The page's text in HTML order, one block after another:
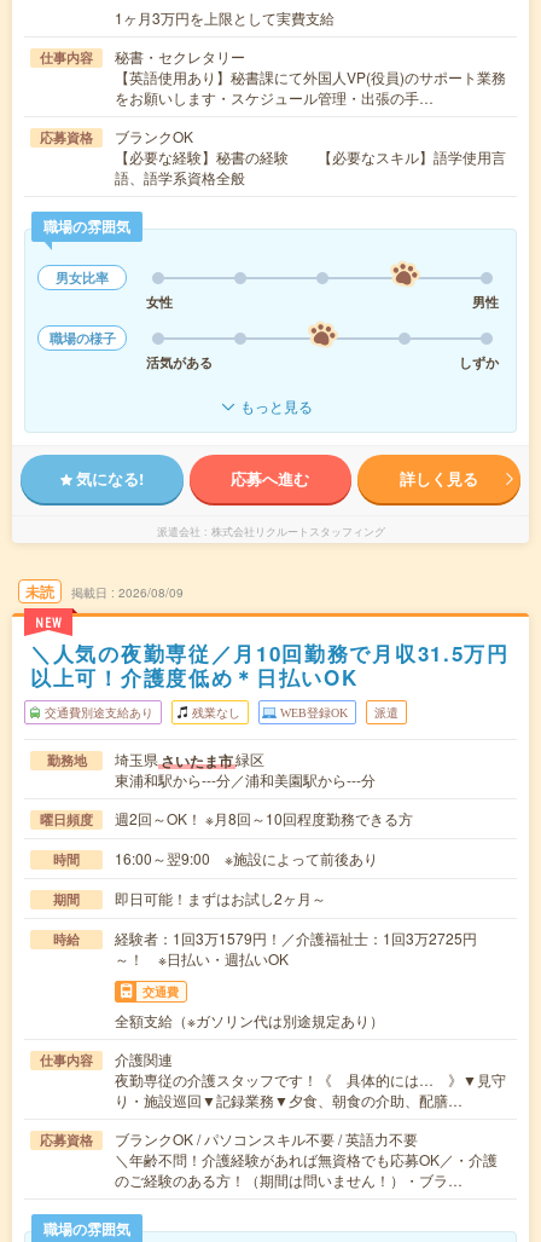
1ヶ月3万円を上限として実費支給
仕事内容
秘書・セクレタリー
【英語使用あり】秘書課にて外国人VP(役員)のサポート業務
をお願いします・スケジュール管理・出張の手…
応募資格
ブランクOK
【必要な経験】秘書の経験 【必要なスキル】語学使用言
語、語学系資格全般
職場の雰囲気
男女比率
女性
男性
職場の様子
活気がある
しずか
もっと見る
気になる! 応募へ進む 詳しく見る
派遣会社 株式会社リクルートスタッフィング
未読
NEW
掲載日 2026/08/09
＼人気の夜勤専従／月10回勤務で月収31.5万円
以上可！介護度低め＊日払いOK
交通費別途支給あり 残業なし WEB登録OK 派遣
勤務地 埼玉県さいたま市緑区
東浦和駅から---分／浦和美園駅から---分
曜日頻度 週2回～OK！ ※月8回～10回程度勤務できる方
時間 16:00～翌9:00 ※施設によって前後あり
期間 即日可能！まずはお試し2ヶ月～
時給
経験者：1回3万1579円！／介護福祉士：1回3万2725円
～！ ※日払い・週払いOK
交通費
全額支給（※ガソリン代は別途規定あり）
仕事内容
介護関連
夜勤専従の介護スタッフです！《 具体的には… 》▼見守
り・施設巡回▼記録業務▼夕食、朝食の介助、配膳…
応募資格
ブランクOK / パソコンスキル不要 / 英語力不要
＼年齢不問！介護経験があれば無資格でも応募OK／・介護
のご経験のある方！（期間は問いません！）・ブラ…
職場の雰囲気